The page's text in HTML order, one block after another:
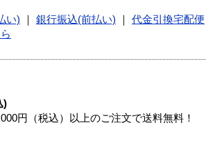
い) 銀行振込(前払い) 代金引換宅配便
)
円（税込）以上のご注文で送料無料！